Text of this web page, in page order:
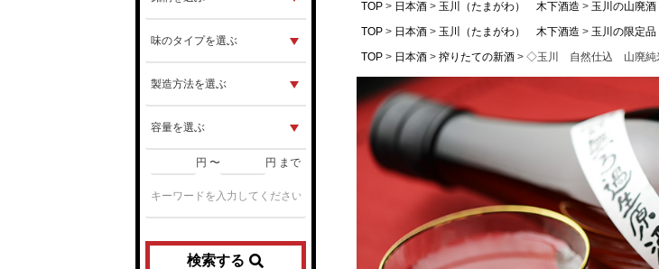
円 〜 円 まで
検索する
TOP
日本酒 玉川（たまがわ） 木下酒造 玉川の山廃酒
TOP
日本酒 玉川（たまがわ） 木下酒造 玉川の限定品
TOP
日本酒 搾りたての新酒 ◇玉川 自然仕込 山廃